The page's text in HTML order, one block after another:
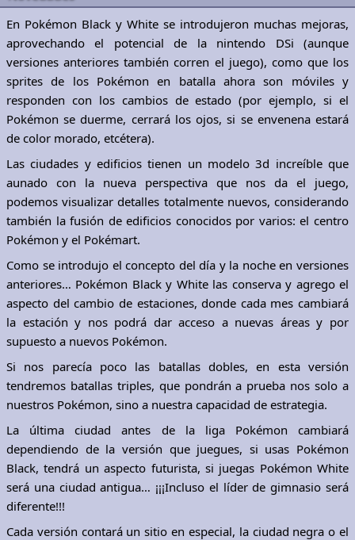
En Pokémon Black y White se introdujeron muchas mejoras,
aprovechando el potencial de la nintendo DSi (aunque
versiones anteriores también corren el juego), como que los
sprites de los Pokémon en batalla ahora son móviles y
responden con los cambios de estado (por ejemplo, si el
Pokémon se duerme, cerrará los ojos, si se envenena estará
de color morado, etcétera).
Las ciudades y edificios tienen un modelo 3d increíble que
aunado con la nueva perspectiva que nos da el juego,
podemos visualizar detalles totalmente nuevos, considerando
también la fusión de edificios conocidos por varios: el centro
Pokémon y el Pokémart.
Como se introdujo el concepto del día y la noche en versiones
anteriores… Pokémon Black y White las conserva y agrego el
aspecto del cambio de estaciones, donde cada mes cambiará
la estación y nos podrá dar acceso a nuevas áreas y por
supuesto a nuevos Pokémon.
Si nos parecía poco las batallas dobles, en esta versión
tendremos batallas triples, que pondrán a prueba nos solo a
nuestros Pokémon, sino a nuestra capacidad de estrategia.
La última ciudad antes de la liga Pokémon cambiará
dependiendo de la versión que juegues, si usas Pokémon
Black, tendrá un aspecto futurista, si juegas Pokémon White
será una ciudad antigua… ¡¡¡Incluso el líder de gimnasio será
diferente!!!
Cada versión contará un sitio en especial, la ciudad negra o el